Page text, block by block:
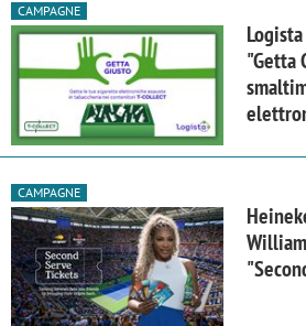
CAMPAGNE
"Getta
CAMPAGNE